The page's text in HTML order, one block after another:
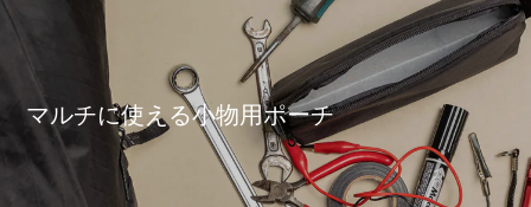
マルチに使える小物用ポーチ